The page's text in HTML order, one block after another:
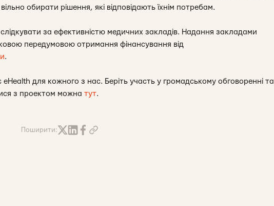
обирати рішення, які відповідають їхнім потребам.
за ефективністю медичних закладів. Надання закладами
передумовою отримання фінансування від
.
для кожного з нас. Беріть участь у громадському обговоренні та
з проектом можна тут.
Поширити: